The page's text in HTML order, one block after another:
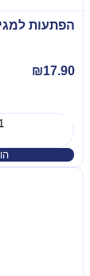
הפתעות
₪17.90